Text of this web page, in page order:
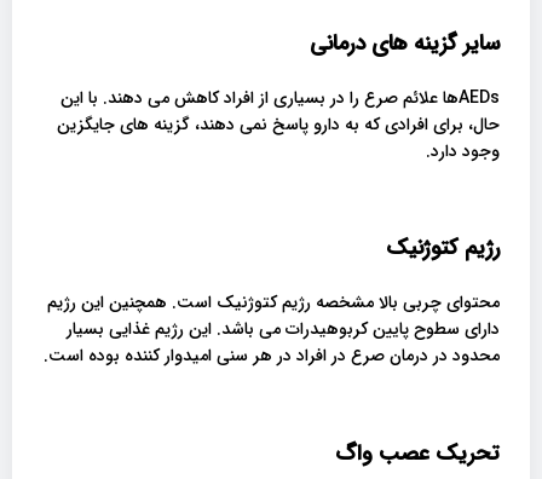
سایر گزینه های درمانی
AEDsها علائم صرع را در بسیاری از افراد کاهش می دهند. با این
حال، برای افرادی که به دارو پاسخ نمی دهند، گزینه های جایگزین
وجود دارد.
رژیم کتوژنیک
محتوای چربی بالا مشخصه رژیم کتوژنیک است. همچنین این رژیم
دارای سطوح پایین کربوهیدرات می باشد. این رژیم غذایی بسیار
محدود در درمان صرع در افراد در هر سنی امیدوار کننده بوده است.
تحریک عصب واگ